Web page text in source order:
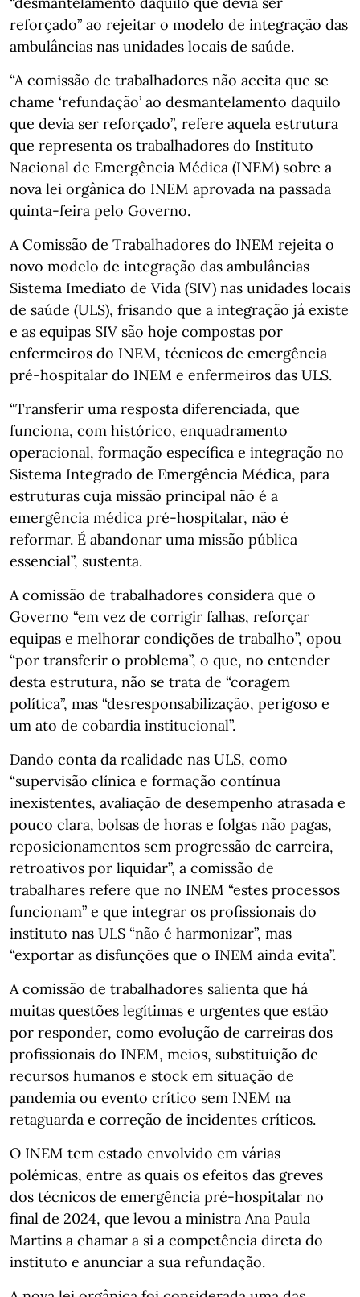
reforçado” ao rejeitar o modelo de integração das
ambulâncias nas unidades locais de saúde.
“A comissão de trabalhadores não aceita que se
chame ‘refundação’ ao desmantelamento daquilo
que devia ser reforçado”, refere aquela estrutura
que representa os trabalhadores do Instituto
Nacional de Emergência Médica (INEM) sobre a
nova lei orgânica do INEM aprovada na passada
quinta-feira pelo Governo.
A Comissão de Trabalhadores do INEM rejeita o
novo modelo de integração das ambulâncias
Sistema Imediato de Vida (SIV) nas unidades locais
de saúde (ULS), frisando que a integração já existe
e as equipas SIV são hoje compostas por
enfermeiros do INEM, técnicos de emergência
pré-hospitalar do INEM e enfermeiros das ULS.
“Transferir uma resposta diferenciada, que
funciona, com histórico, enquadramento
operacional, formação específica e integração no
Sistema Integrado de Emergência Médica, para
estruturas cuja missão principal não é a
emergência médica pré-hospitalar, não é
reformar. É abandonar uma missão pública
essencial”, sustenta.
A comissão de trabalhadores considera que o
Governo “em vez de corrigir falhas, reforçar
equipas e melhorar condições de trabalho”, opou
“por transferir o problema”, o que, no entender
desta estrutura, não se trata de “coragem
política”, mas “desresponsabilização, perigoso e
um ato de cobardia institucional”.
Dando conta da realidade nas ULS, como
“supervisão clínica e formação contínua
inexistentes, avaliação de desempenho atrasada e
pouco clara, bolsas de horas e folgas não pagas,
reposicionamentos sem progressão de carreira,
retroativos por liquidar”, a comissão de
trabalhares refere que no INEM “estes processos
funcionam” e que integrar os profissionais do
instituto nas ULS “não é harmonizar”, mas
“exportar as disfunções que o INEM ainda evita”.
A comissão de trabalhadores salienta que há
muitas questões legítimas e urgentes que estão
por responder, como evolução de carreiras dos
profissionais do INEM, meios, substituição de
recursos humanos e stock em situação de
pandemia ou evento crítico sem INEM na
retaguarda e correção de incidentes críticos.
O INEM tem estado envolvido em várias
polémicas, entre as quais os efeitos das greves
dos técnicos de emergência pré-hospitalar no
final de 2024, que levou a ministra Ana Paula
Martins a chamar a si a competência direta do
instituto e anunciar a sua refundação.